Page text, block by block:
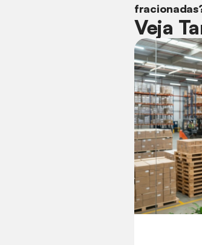
Veja